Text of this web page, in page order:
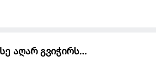
აღარ გვიჭირს...